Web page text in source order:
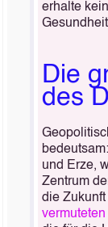
erhalte
Die
des
und Erze,
Zentrum
die